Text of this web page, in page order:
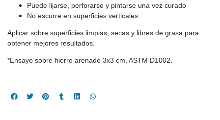
Puede lijarse, perforarse y pintarse una vez curado
No escurre en superficies verticales
Aplicar sobre superficies limpias, secas y libres de grasa para
obtener mejores resultados.
*Ensayo sobre hierro arenado 3x3 cm, ASTM D1002.